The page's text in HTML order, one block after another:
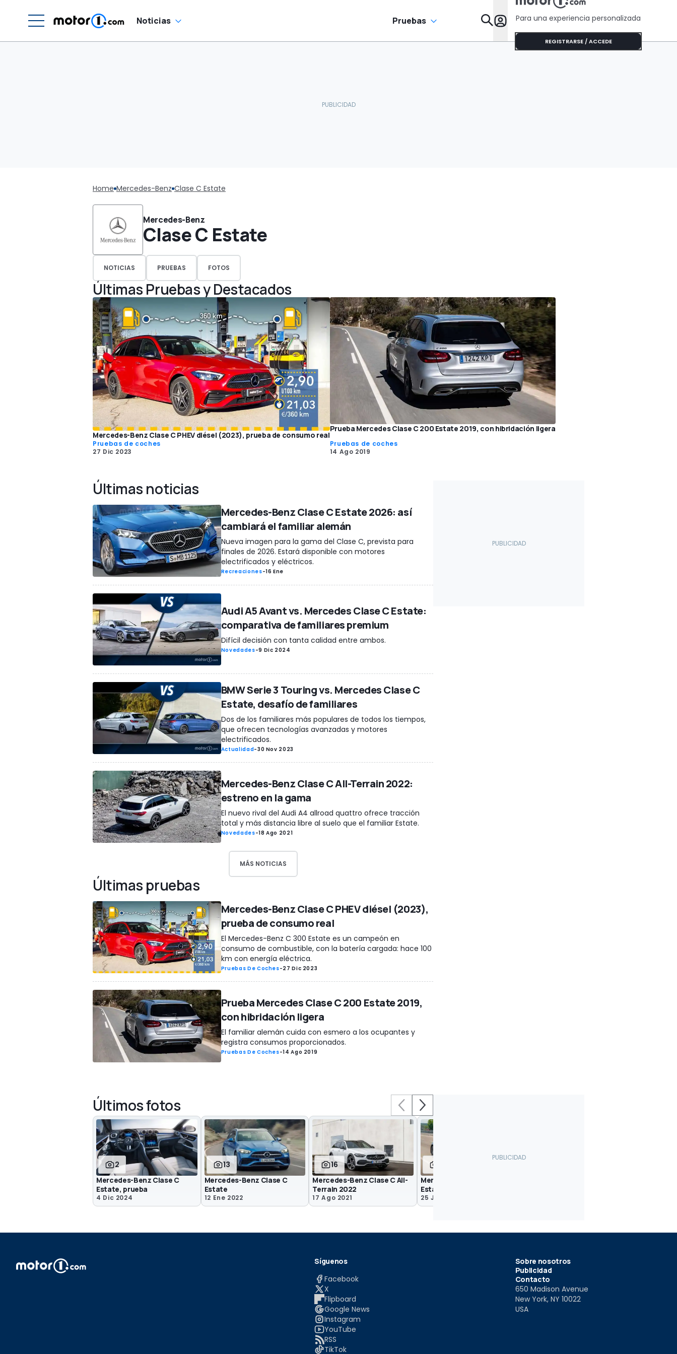
Noticias Pruebas Para una experiencia personalizada
REGISTRARSE / ACCEDE
Home Mercedes-Benz Clase C Estate
Mercedes-Benz
Clase C Estate
NOTICIAS PRUEBAS FOTOS
Últimas Pruebas y Destacados
Mercedes-Benz Clase C PHEV diésel (2023), prueba de consumo real
Pruebas de coches
27 Dic 2023
Prueba Mercedes Clase C 200 Estate 2019, con hibridación ligera
Pruebas de coches
14 Ago 2019
Últimas noticias
Mercedes-Benz Clase C Estate 2026: así
cambiará el familiar alemán
Nueva imagen para la gama del Clase C, prevista para
finales de 2026. Estará disponible con motores
electrificados y eléctricos.
Recreaciones-16 Ene
Audi A5 Avant vs. Mercedes Clase C Estate:
comparativa de familiares premium
Difícil decisión con tanta calidad entre ambos.
Novedades-9 Dic 2024
BMW Serie 3 Touring vs. Mercedes Clase C
Estate, desafío de familiares
Dos de los familiares más populares de todos los tiempos,
que ofrecen tecnologías avanzadas y motores
electrificados.
Actualidad-30 Nov 2023
Mercedes-Benz Clase C All-Terrain 2022:
estreno en la gama
El nuevo rival del Audi A4 allroad quattro ofrece tracción
total y más distancia libre al suelo que el familiar Estate.
Novedades-18 Ago 2021
MÁS NOTICIAS
Últimas pruebas
Mercedes-Benz Clase C PHEV diésel (2023),
prueba de consumo real
El Mercedes-Benz C 300 Estate es un campeón en
consumo de combustible, con la batería cargada: hace 100
km con energía eléctrica.
Pruebas De Coches-27 Dic 2023
Prueba Mercedes Clase C 200 Estate 2019,
con hibridación ligera
El familiar alemán cuida con esmero a los ocupantes y
registra consumos proporcionados.
Pruebas De Coches-14 Ago 2019
Últimos fotos
2
Mercedes-Benz Clase C
Estate, prueba
4 Dic 2024
13
Mercedes-Benz Clase C
Estate
12 Ene 2022
16
Mercedes-Benz Clase C All-
Terrain 2022
17 Ago 2021
Mercedes-Benz Clase C
Estate 2021, prueba
25 Jun 2021
Síguenos
Facebook
X
Flipboard
Google News
Instagram
YouTube
RSS
TikTok
Sobre nosotros
Publicidad
Contacto
650 Madison Avenue
New York, NY 10022
USA